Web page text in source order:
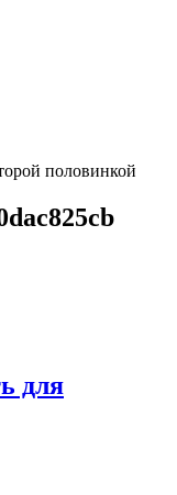
половинкой
для